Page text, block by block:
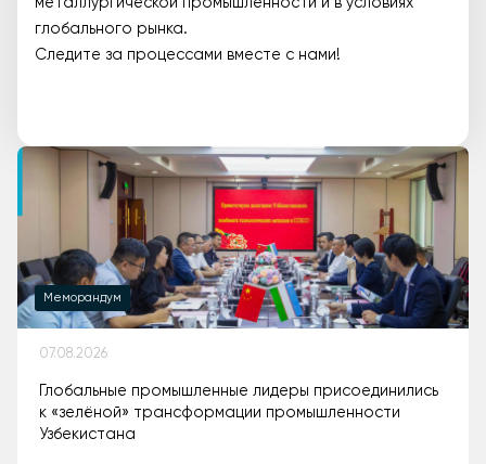
глобального рынка.
Следите за процессами вместе с нами!
Меморандум
07.08.2026
Глобальные промышленные лидеры присоединились
к «зелёной» трансформации промышленности
Узбекистана